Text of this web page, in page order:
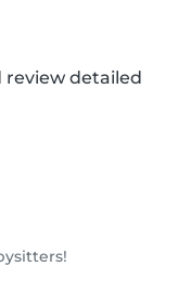
review detailed